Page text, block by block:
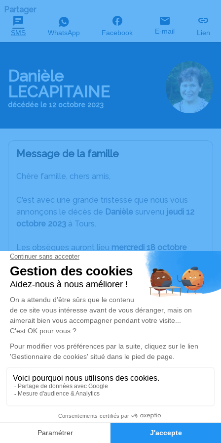
Faire-part Hommages
Partager
SMS WhatsApp Facebook E-mail Lien
Danièle
LECAPITAINE
décédée le 12 octobre 2023
Message de la famille
Chère famille, chers amis,
C'est avec une grande tristesse que nous vous
annonçons le décès de Danièle survenu jeudi 12
octobre 2023 à Tours.
Les obsèques auront lieu mercredi 18 octobre
2023:
-11h30Crématorium d'Esvres sur Indre (Rue des
Landes 37320 ESVRES SUR INDRE)
-17h30Discours biblique de souvenir
Une retransmission du discours aura lieu sur Zoom
Cet espace privé est destiné à recueillir vos
Merci pour vos pensées
Luc LECAPITAINE, son fils,
Betty LECAPITAINE, sa belle-fille,
Christiane RUELLAN, sa soeur,